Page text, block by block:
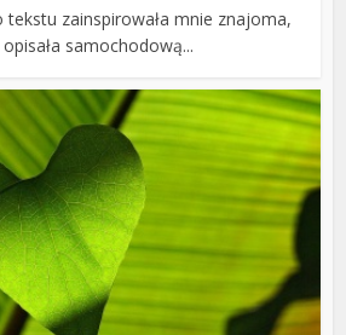
tekstu zainspirowała mnie znajoma,
samochodową...